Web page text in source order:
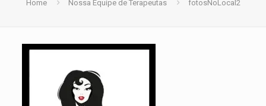
Home Nossa Equipe de Terapeutas fotosNoLocal2